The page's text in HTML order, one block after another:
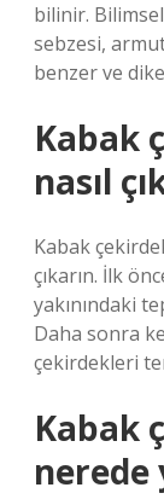
bilinir.
sebzesi,
benzer ve
Kabak
nasıl
Kabak
çıkarın. İlk
yakınındaki
Daha sonra
çekirdekleri
Kabak
nerede